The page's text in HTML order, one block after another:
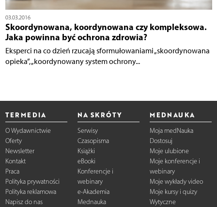
03.03.2016
Skoordynowana, koordynowana czy kompleksowa.
Jaka powinna być ochrona zdrowia?
Eksperci na co dzień rzucają sformułowaniami „skoordynowana
opieka”, „koordynowany system ochrony...
TERMEDIA
O Wydawnictwie
Oferty
Newsletter
Kontakt
Praca
Polityka prywatności
Polityka reklamowa
Napisz do nas
NA SKRÓTY
Serwisy
Czasopisma
Książki
eBooki
Konferencje i
webinary
e-Akademia
Mednauka
MEDNAUKA
Moja medNauka
Dostosuj
Moje ulubione
Moje konferencje i
webinary
Moje wykłady video
Moje kursy i quizy
Wytyczne